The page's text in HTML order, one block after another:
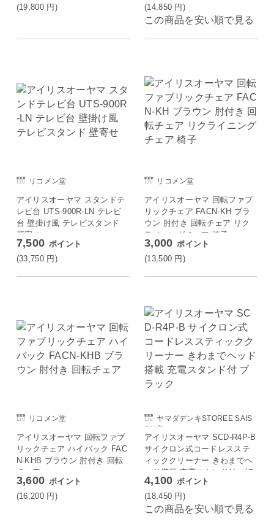
(19,800 円 )
(14,850 円 )
この商品を安い順で見る
リコメン堂
アイリスオーヤマ スタンドテ
レビ台 UTS-900R-LN テレビ
台 壁掛け風 テレビスタンド
壁寄せ
7,500 ポイント
(33,750 円 )
リコメン堂
アイリスオーヤマ 回転ファブ
リックチェア FACN-KH ブラ
ウン 肘付き 回転チェア リク
ライニングチェア 椅子
3,000 ポイント
(13,500 円 )
リコメン堂
アイリスオーヤマ 回転ファブ
リックチェア ハイバック FAC
N-KHB ブラウン 肘付き 回転
チェア
3,600 ポイント
(16,200 円 )
ヤマダデンキSTOREE SAIS
ON店
アイリスオーヤマ SCD-R4P-B
サイクロン式コードレスステ
ィッククリーナー きわまでヘ
ッド搭載 充電スタンド付 ブラ
ック
4,100 ポイント
(18,450 円 )
この商品を安い順で見る